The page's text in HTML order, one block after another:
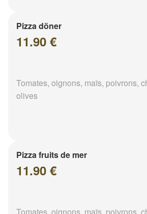
Pizza döner
11.90 €
Tomates, oignons, maïs, poivrons,
olives
Pizza fruits de mer
11.90 €
Tomates, oignons, maïs, poivrons,